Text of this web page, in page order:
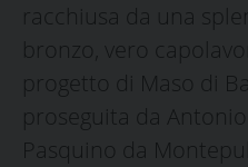
racchiusa da una
bronzo, vero
progetto di Maso di
proseguita da
Pasquino da